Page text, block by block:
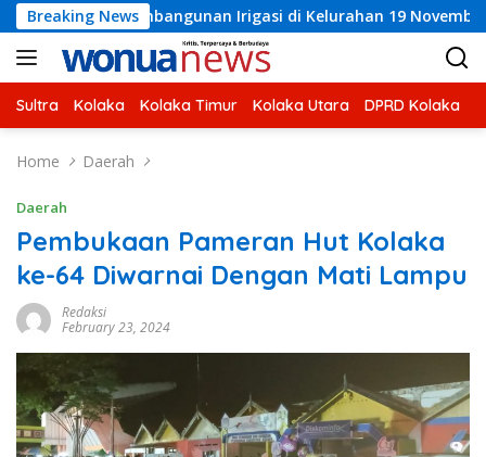
Skip
to
content
Breaking News
Irigasi di Kelurahan 19 November Wundulako
Sultra Kolaka Kolaka Timur Kolaka Utara DPRD Kolaka
Home Daerah
Daerah
Pembukaan Pameran Hut Kolaka
ke-64 Diwarnai Dengan Mati Lampu
Redaksi
February 23, 2024